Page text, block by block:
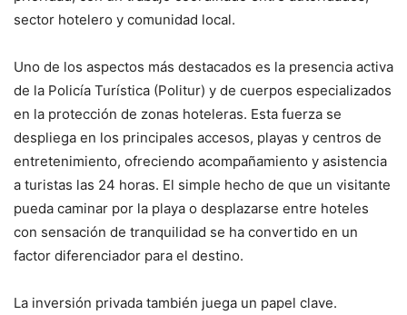
sector hotelero y comunidad local.
Uno de los aspectos más destacados es la presencia activa
de la Policía Turística (Politur) y de cuerpos especializados
en la protección de zonas hoteleras. Esta fuerza se
despliega en los principales accesos, playas y centros de
entretenimiento, ofreciendo acompañamiento y asistencia
a turistas las 24 horas. El simple hecho de que un visitante
pueda caminar por la playa o desplazarse entre hoteles
con sensación de tranquilidad se ha convertido en un
factor diferenciador para el destino.
La inversión privada también juega un papel clave.